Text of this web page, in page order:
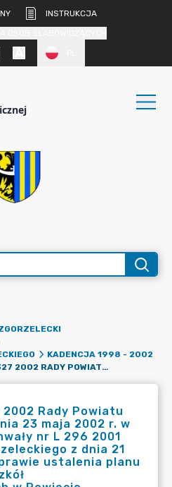
INSTRUKCJA
KADENCJA 1998 - 2002
UCHWAŁA NR LVI 327 2002 RADY POWIATU ZGORZELECKIEGO Z DNIA 23 MAJA 2002 R. W SPRAWIE ZMIANY UCHWAŁY NR L 296 2001 RADY POWIATU ZGORZELECKIEGO Z DNIA 21 GRUDNIA 2001 R. W SPRAWIE USTALENIA PLANU SIECI PUBLICZNYCH SZKÓŁ PONADGIMNAZJALNYCH W POWIECIE ZGORZELECKIM.
2002 Rady Powiatu
23 maja 2002 r. w
nr L 296 2001
z dnia 21
ustalenia planu